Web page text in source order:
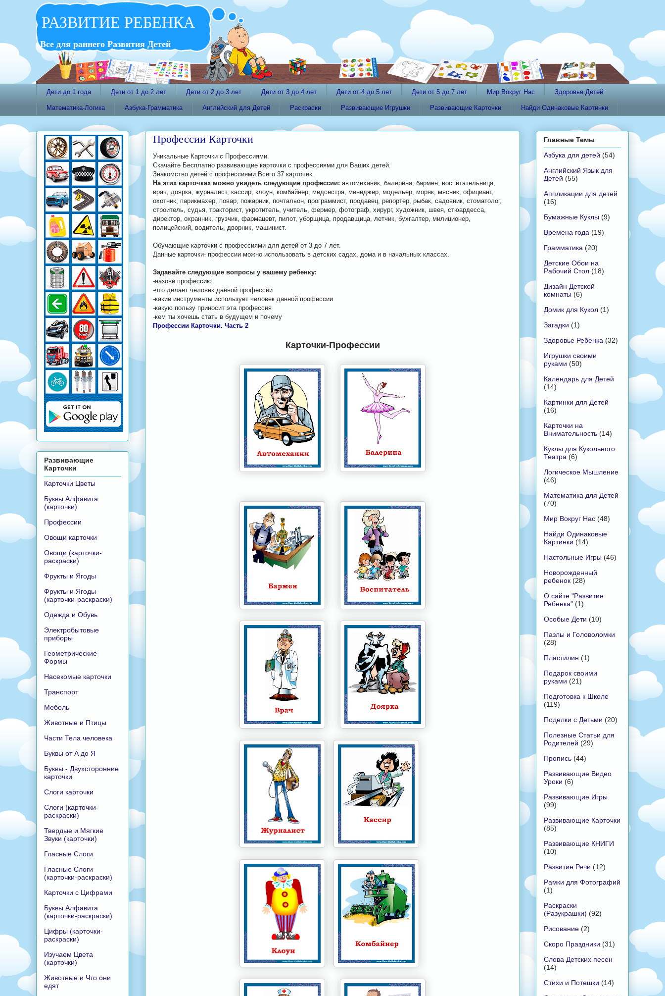
РАЗВИТИЕ РЕБЕНКА
Все для раннего Развития Детей
Дети до 1 года Дети от 1 до 2 лет Дети от 2 до 3 лет Дети от 3 до 4 лет Дети от 4 до 5 лет Дети от 5 до 7 лет Мир Вокруг Нас Здоровье Детей
Математика-Логика Азбука-Грамматика Английский для Детей Раскраски Развивающие Игрушки Развивающие Карточки Найди Одинаковые Картинки
Профессии Карточки
Уникальные Карточки с Профессиями.
Скачайте Бесплатно развивающие карточки с профессиями для Ваших детей.
Знакомство детей с профессиями.Всего 37 карточек.
На этих карточках можно увидеть следующие профессии: автомеханик, балерина, бармен, воспитательница,
врач, доярка, журналист, кассир, клоун, комбайнер, медсестра, менеджер, модельер, моряк, мясник, официант,
охотник, парикмахер, повар, пожарник, почтальон, программист, продавец, репортер, рыбак, садовник, стоматолог,
строитель, судья, тракторист, укротитель, учитель, фермер, фотограф, хирург, художник, швея, стюардесса,
директор, охранник, грузчик, фармацевт, пилот, уборщица, продавщица, летчик, бухгалтер, милиционер,
полицейский, водитель, дворник, машинист.
Обучающие карточки с профессиями для детей от 3 до 7 лет.
Данные карточки- профессии можно использовать в детских садах, дома и в начальных классах.
Задавайте следующие вопросы у вашему ребенку:
-назови профессию
-что делает человек данной профессии
-какие инструменты использует человек данной профессии
-какую пользу приносит эта профессия
-кем ты хочешь стать в будущем и почему
Профессии Карточки. Часть 2
Карточки-Профессии
Развивающие
Карточки
Карточки Цветы
Буквы Алфавита
(карточки)
Профессии
Овощи карточки
Овощи (карточки-
раскраски)
Фрукты и Ягоды
Фрукты и Ягоды
(карточки-раскраски)
Одежда и Обувь
Электробытовые
приборы
Геометрические
Формы
Насекомые карточки
Транспорт
Мебель
Животные и Птицы
Части Тела человека
Буквы от А до Я
Буквы - Двухсторонние
карточки
Слоги карточки
Слоги (карточки-
раскраски)
Твердые и Мягкие
Звуки (карточки)
Гласные Слоги
Гласные Слоги
(карточки-раскраски)
Карточки с Цифрами
Буквы Алфавита
(карточки-раскраски)
Цифры (карточки-
раскраски)
Изучаем Цвета
(карточки)
Животные и Что они
едят
Главные Темы
Азбука для детей (54)
Английский Язык для
Детей (55)
Аппликации для детей
(16)
Бумажные Куклы (9)
Времена года (19)
Грамматика (20)
Детские Обои на
Рабочий Стол (18)
Дизайн Детской
комнаты (6)
Домик для Кукол (1)
Загадки (1)
Здоровье Ребенка (32)
Игрушки своими
руками (50)
Календарь для Детей
(14)
Картинки для Детей
(16)
Карточки на
Внимательность (14)
Куклы для Кукольного
Театра (6)
Логическое Мышление
(46)
Математика для Детей
(70)
Мир Вокруг Нас (48)
Найди Одинаковые
Картинки (14)
Настольные Игры (46)
Новорожденный
ребенок (28)
О сайте "Развитие
Ребенка" (1)
Особые Дети (10)
Пазлы и Головоломки
(28)
Пластилин (1)
Подарок своими
руками (21)
Подготовка к Школе
(119)
Поделки с Детьми (20)
Полезные Статьи для
Родителей (29)
Пропись (44)
Развивающие Видео
Уроки (6)
Развивающие Игры
(99)
Развивающие Карточки
(85)
Развивающие КНИГИ
(10)
Развитие Речи (12)
Рамки для Фотографий
(1)
Раскраски
(Разукрашки) (92)
Рисование (2)
Скоро Праздники (31)
Слова Детских песен
(14)
Стихи и Потешки (14)